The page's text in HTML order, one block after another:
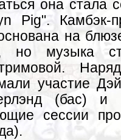
она стала
Pig".
на
но музыка
участие
(бас) и
сессии